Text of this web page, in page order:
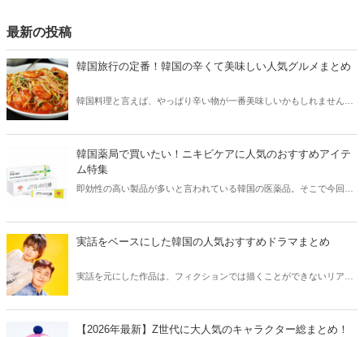
最新の投稿
韓国旅行の定番！韓国の辛くて美味しい人気グルメまとめ
韓国料理と言えば、やっぱり辛い物が一番美味しいかもしれません。
方も必見です。
韓国薬局で買いたい！ニキビケアに人気のおすすめアイテ
ム特集
即効性の高い製品が多いと言われている韓国の医薬品。そこで今回は
う。
実話をベースにした韓国の人気おすすめドラマまとめ
実話を元にした作品は、フィクションでは描くことができないリアル
【2026年最新】Z世代に大人気のキャラクター総まとめ！